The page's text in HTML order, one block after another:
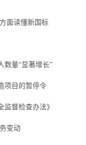
面读懂新国标
数量“显著增长”
项目的暂停令
监督检查办法》
变动